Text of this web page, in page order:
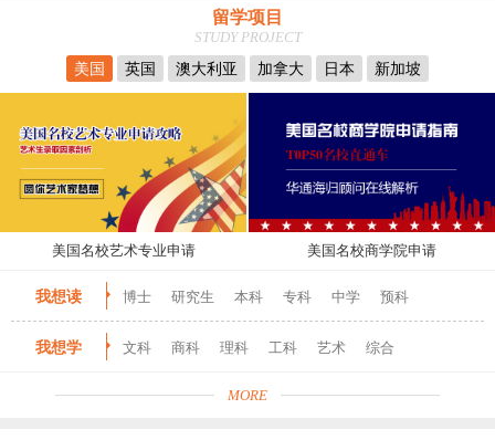
留学项目
STUDY PROJECT
美国
英国 澳大利亚 加拿大 日本 新加坡
美国名校艺术专业申请 美国名校商学院申请
我想读 博士 研究生 本科 专科 中学 预科
我想学 文科 商科 理科 工科 艺术 综合
MORE